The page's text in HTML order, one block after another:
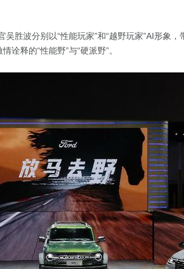
胜波分别以“性能玩家”和“越野玩家”AI形象
释的“性能野”与“硬派野”。